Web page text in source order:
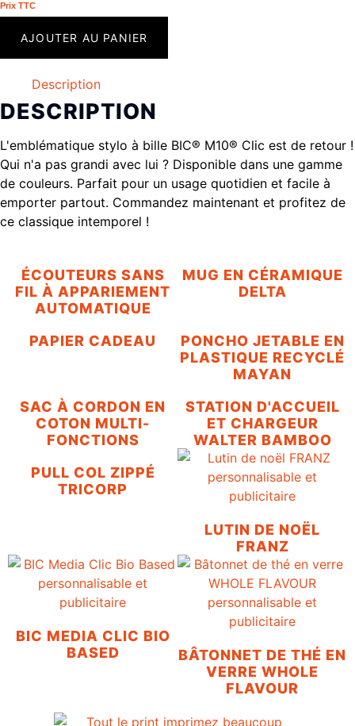
Prix ​​TTC
AJOUTER AU PANIER
Description
DESCRIPTION
L'emblématique stylo à bille BIC® M10® Clic est de retour !
Qui n'a pas grandi avec lui ? Disponible dans une gamme
de couleurs. Parfait pour un usage quotidien et facile à
emporter partout. Commandez maintenant et profitez de
ce classique intemporel !
ÉCOUTEURS SANS
FIL À APPARIEMENT
AUTOMATIQUE
MUG EN CÉRAMIQUE
DELTA
PAPIER CADEAU
PONCHO JETABLE EN
PLASTIQUE RECYCLÉ
MAYAN
SAC À CORDON EN
COTON MULTI-
FONCTIONS
STATION D'ACCUEIL
ET CHARGEUR
WALTER BAMBOO
PULL COL ZIPPÉ
TRICORP
LUTIN DE NOËL
FRANZ
BIC MEDIA CLIC BIO
BASED
BÂTONNET DE THÉ EN
VERRE WHOLE
FLAVOUR